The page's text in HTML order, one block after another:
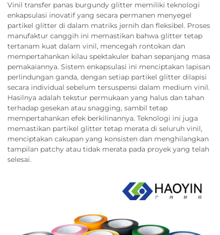
Vinil transfer panas burgundy glitter memiliki teknologi
enkapsulasi inovatif yang secara permanen menyegel
partikel glitter di dalam matriks jernih dan fleksibel. Proses
manufaktur canggih ini memastikan bahwa glitter tetap
tertanam kuat dalam vinil, mencegah rontokan dan
mempertahankan kilau spektakuler bahan sepanjang masa
pemakaiannya. Sistem enkapsulasi ini menciptakan lapisan
perlindungan ganda, dengan setiap partikel glitter dilapisi
secara individual sebelum tersuspensi dalam medium vinil.
Hasilnya adalah tekstur permukaan yang halus dan tahan
terhadap gesekan atau snagging, sambil tetap
mempertahankan efek berkilinannya. Teknologi ini juga
memastikan partikel glitter tetap merata di seluruh vinil,
menciptakan cakupan yang konsisten dan menghilangkan
tampilan patchy atau tidak merata pada proyek yang telah
selesai.